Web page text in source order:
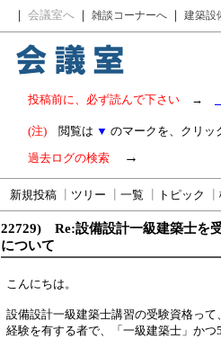
｜ 会議室へ ｜ 雑談コーナーへ ｜ 建築設
投稿前に、必ず読んで下さい →
(注) 閲覧は ▼ のマークを、クリッ
過去ログの検索 →
新規投稿 ツリー 一覧 トピック
22729) Re:設備設計一級建築士を
について
こんにちは。
設備設計一級建築士講習の受験資格っ
経験を有する者で、「一級建築士」か